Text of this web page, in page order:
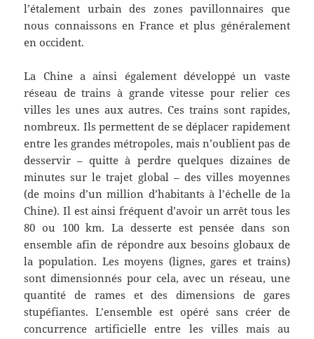
l’étalement urbain des zones pavillonnaires que
nous connaissons en France et plus généralement
en occident.
La Chine a ainsi également développé un vaste
réseau de trains à grande vitesse pour relier ces
villes les unes aux autres. Ces trains sont rapides,
nombreux. Ils permettent de se déplacer rapidement
entre les grandes métropoles, mais n’oublient pas de
desservir – quitte à perdre quelques dizaines de
minutes sur le trajet global – des villes moyennes
(de moins d’un million d’habitants à l’échelle de la
Chine). Il est ainsi fréquent d’avoir un arrêt tous les
80 ou 100 km. La desserte est pensée dans son
ensemble afin de répondre aux besoins globaux de
la population. Les moyens (lignes, gares et trains)
sont dimensionnés pour cela, avec un réseau, une
quantité de rames et des dimensions de gares
stupéfiantes. L’ensemble est opéré sans créer de
concurrence artificielle entre les villes mais au